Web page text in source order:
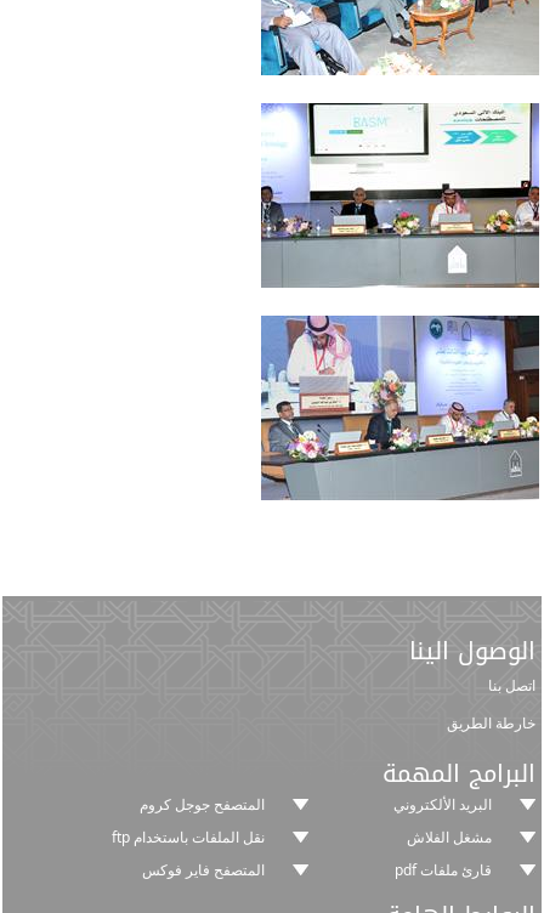
الوصول الينا
اتصل بنا
خارطة الطريق
البرامج المهمة
البريد الألكتروني
المتصفح جوجل كروم
مشغل الفلاش
نقل الملفات باستخدام ftp
قارئ ملفات pdf
المتصفح فاير فوكس